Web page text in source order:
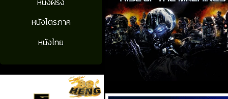
หนังไตรภาค
หนังไทย